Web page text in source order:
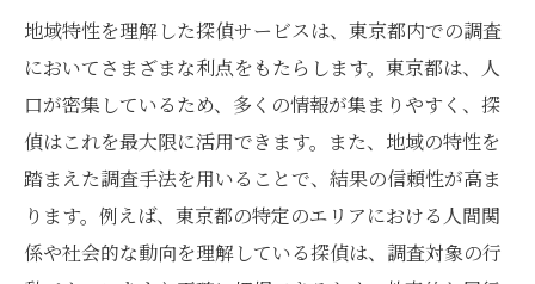
地域特性を理解した探偵サービスは、東京都内での調査
においてさまざまな利点をもたらします。東京都は、人
口が密集しているため、多くの情報が集まりやすく、探
偵はこれを最大限に活用できます。また、地域の特性を
踏まえた調査手法を用いることで、結果の信頼性が高ま
ります。例えば、東京都の特定のエリアにおける人間関
係や社会的な動向を理解している探偵は、調査対象の行